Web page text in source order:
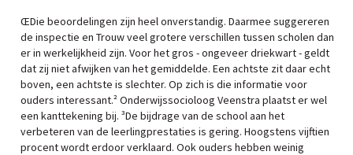
ŒDie beoordelingen zijn heel onverstandig. Daarmee suggereren
de inspectie en Trouw veel grotere verschillen tussen scholen dan
er in werkelijkheid zijn. Voor het gros - ongeveer driekwart - geldt
dat zij niet afwijken van het gemiddelde. Een achtste zit daar echt
boven, een achtste is slechter. Op zich is die informatie voor
ouders interessant.² Onderwijssocioloog Veenstra plaatst er wel
een kanttekening bij. ³De bijdrage van de school aan het
verbeteren van de leerlingprestaties is gering. Hoogstens vijftien
procent wordt erdoor verklaard. Ook ouders hebben weinig